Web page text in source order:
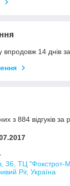
впродовж 14 днів
з 884 відгуків за
36, ТЦ "Фокстрот-
Ріг, Україна